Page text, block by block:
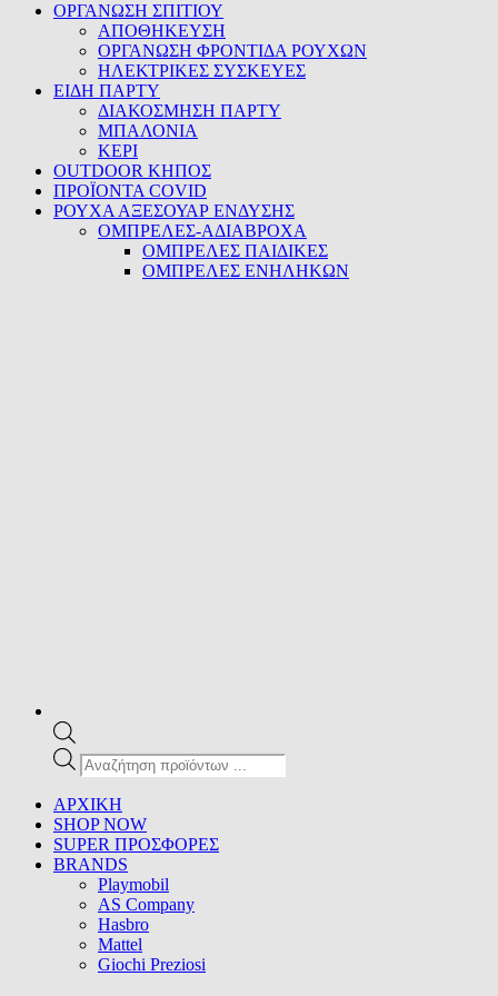
ΟΡΓΑΝΩΣΗ ΣΠΙΤΙΟΥ
ΑΠΟΘΗΚΕΥΣΗ
ΟΡΓΑΝΩΣΗ ΦΡΟΝΤΙΔΑ ΡΟΥΧΩΝ
ΗΛΕΚΤΡΙΚΕΣ ΣΥΣΚΕΥΕΣ
ΕΙΔΗ ΠΑΡΤΥ
ΔΙΑΚΟΣΜΗΣΗ ΠΑΡΤΥ
ΜΠΑΛΟΝΙΑ
ΚΕΡΙ
OUTDOOR ΚΗΠΟΣ
ΠΡΟΪΟΝΤΑ COVID
ΡΟΥΧΑ ΑΞΕΣΟΥΑΡ ΕΝΔΥΣΗΣ
ΟΜΠΡΕΛΕΣ-ΑΔΙΑΒΡΟΧΑ
ΟΜΠΡΕΛΕΣ ΠΑΙΔΙΚΕΣ
ΟΜΠΡΕΛΕΣ ΕΝΗΛΗΚΩΝ
Products
search
ΑΡΧΙΚΗ
SHOP NOW
SUPER ΠΡΟΣΦΟΡΕΣ
BRANDS
Playmobil
AS Company
Hasbro
Mattel
Giochi Preziosi